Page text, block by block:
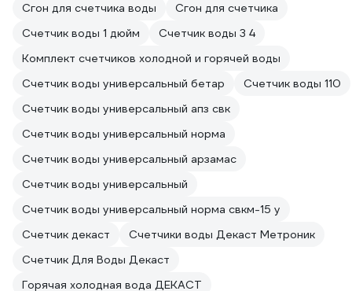
Сгон для счетчика воды
Сгон для счетчика
Счетчик воды 1 дюйм
Счетчик воды 3 4
Комплект счетчиков холодной и горячей воды
Счетчик воды универсальный бетар
Счетчик воды 110
Счетчик воды универсальный апз свк
Счетчик воды универсальный норма
Счетчик воды универсальный арзамас
Счетчик воды универсальный
Счетчик воды универсальный норма свкм-15 у
Счетчик декаст
Счетчики воды Декаст Метроник
Счетчик Для Воды Декаст
Горячая холодная вода ДЕКАСТ